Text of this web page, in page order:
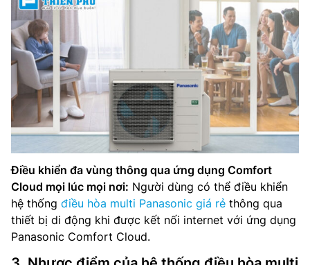
Điều khiển đa vùng thông qua ứng dụng Comfort
Cloud mọi lúc mọi nơi: Người dùng có thể điều khiển
hệ thống điều hòa multi Panasonic giá rẻ thông qua
thiết bị di động khi được kết nối internet với ứng dụng
Panasonic Comfort Cloud.